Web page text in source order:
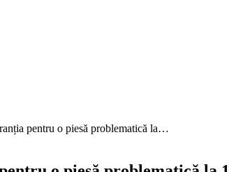
pentru o piesă problematică la…